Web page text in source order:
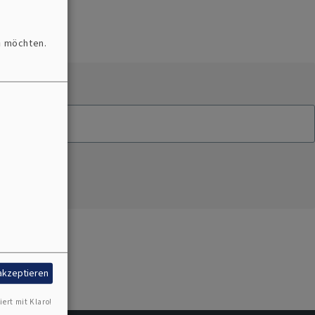
mit Klaro!